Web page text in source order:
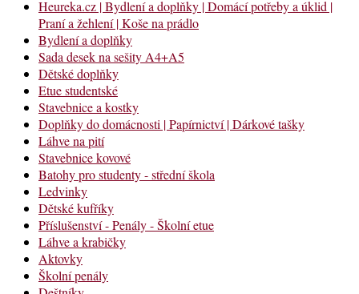
Heureka.cz | Bydlení a doplňky | Domácí potřeby a úklid |
Praní a žehlení | Koše na prádlo
Bydlení a doplňky
Sada desek na sešity A4+A5
Dětské doplňky
Etue studentské
Stavebnice a kostky
Doplňky do domácnosti | Papírnictví | Dárkové tašky
Láhve na pití
Stavebnice kovové
Batohy pro studenty - střední škola
Ledvinky
Dětské kufříky
Příslušenství - Penály - Školní etue
Láhve a krabičky
Aktovky
Školní penály